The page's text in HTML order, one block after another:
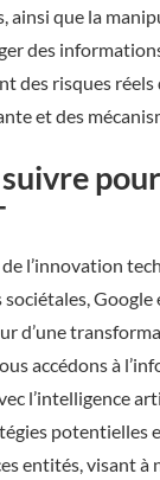
ainsi que la
des
des risques
et des
suivre
l’innovation
Google
d’une
accédons à
l’intelligence
potentielles
entités, visant à